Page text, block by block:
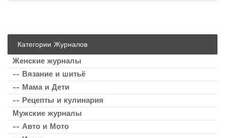
Категории Журналов
Женские журналы
-- Вязание и шитьё
-- Мама и Дети
-- Рецепты и кулинария
Мужские журналы
-- Авто и Мото